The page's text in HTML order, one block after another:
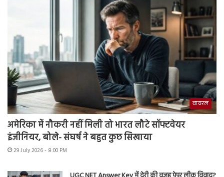
वायरल
अमेरिका में नौकरी नहीं मिली तो भारत लौटे सॉफ्टवेयर
इंजीनियर, बोले- संघर्ष ने बहुत कुछ सिखाया
29 July 2026 - 8:00 PM